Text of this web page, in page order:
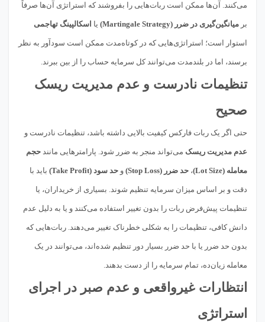
می‌کنند. آن‌ها ممکن است ربات‌هایی را بفروشند که استراتژی آن‌ها صرفاً
بر میانگین‌گیری در ضرر (Martingale Strategy) یا اسکالپینگ تهاجمی
استوار است؛ استراتژی‌هایی که در کوتاه‌مدت ممکن است سودآور به نظر
برسند، اما در بلندمدت می‌توانند کل سرمایه حساب را از بین ببرند.
تنظیمات نادرست و عدم مدیریت ریسک
صحیح
حتی اگر یک ربات فارکس کیفیت بالایی داشته باشد، تنظیمات نادرست و
عدم مدیریت ریسک می‌تواند منجر به ضرر شود. پارامترهایی مانند حجم
معامله (Lot Size) ، حد ضرر (Stop Loss) و حد سود (Take Profit) باید با
دقت و بر اساس میزان سرمایه تنظیم شوند. بسیاری از خریداران، یا
تنظیمات پیش‌فرض ربات را بدون تغییر استفاده می‌کنند و یا به دلیل عدم
دانش کافی، تنظیمات را به شکلی خطرناک تغییر می‌دهند. ربات‌هایی که
بدون حد ضرر یا با حد ضرر بسیار دور تنظیم شده‌اند، می‌توانند در یک
معامله زیان‌ده، تمام سرمایه را از دست بدهند.
انتظارات غیرواقعی و عدم صبر در اجرای
استراتژی